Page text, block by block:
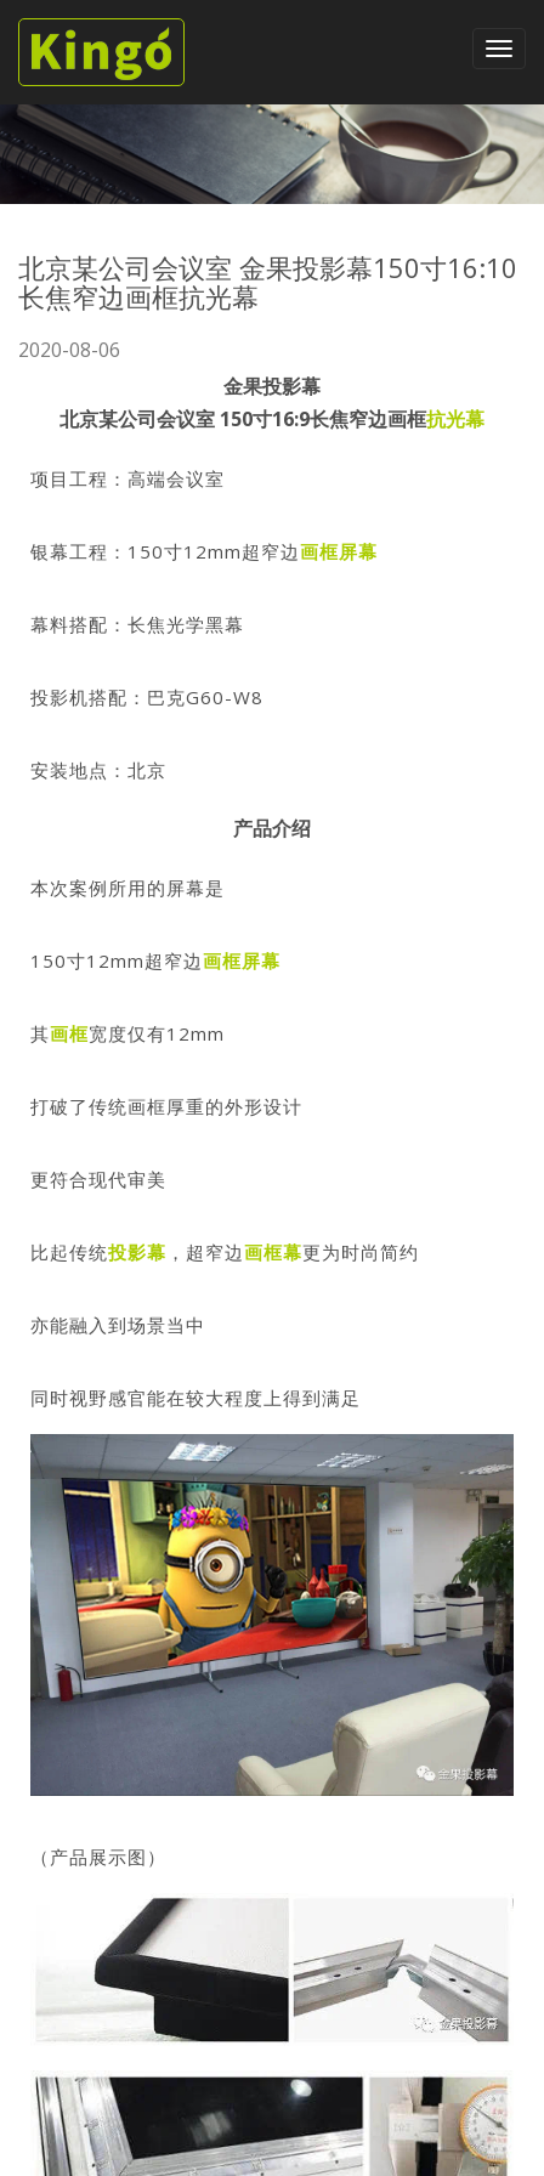
北京某公司会议室 金果投影幕150寸16:10
长焦窄边画框抗光幕
2020-08-06
金果投影幕
北京某公司会议室 150寸16:9长焦窄边画框抗光幕
项目工程：高端会议室
银幕工程：150寸12mm超窄边画框屏幕
幕料搭配：长焦光学黑幕
投影机搭配：巴克G60-W8
安装地点：北京
产品介绍
本次案例所用的屏幕是
150寸12mm超窄边画框屏幕
其画框宽度仅有12mm
打破了传统画框厚重的外形设计
更符合现代审美
比起传统投影幕 ，超窄边画框幕更为时尚简约
亦能融入到场景当中
同时视野感官能在较大程度上得到满足
（产品展示图）